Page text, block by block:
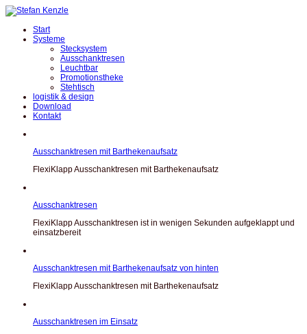
Start
Systeme
Stecksystem
Ausschanktresen
Leuchtbar
Promotionstheke
Stehtisch
logistik & design
Download
Kontakt
Ausschanktresen mit Barthekenaufsatz
FlexiKlapp Ausschanktresen mit Barthekenaufsatz
Ausschanktresen
FlexiKlapp Ausschanktresen ist in wenigen Sekunden aufgeklappt und
einsatzbereit
Ausschanktresen mit Barthekenaufsatz von hinten
FlexiKlapp Ausschanktresen mit Barthekenaufsatz
Ausschanktresen im Einsatz